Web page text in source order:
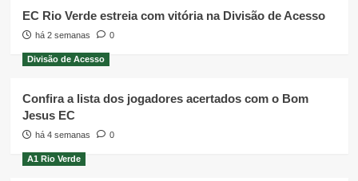
EC Rio Verde estreia com vitória na Divisão de Acesso
há 2 semanas 0
Divisão de Acesso
Confira a lista dos jogadores acertados com o Bom
Jesus EC
há 4 semanas 0
A1 Rio Verde